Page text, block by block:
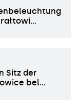
Sitz der
bel…